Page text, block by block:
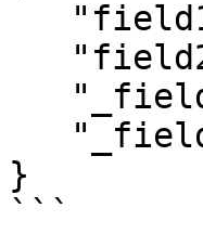
}
```